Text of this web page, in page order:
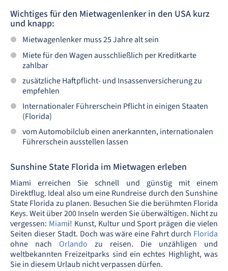
Wichtiges für den Mietwagenlenker in den USA kurz
und knapp:
Mietwagenlenker muss 25 Jahre alt sein
Miete für den Wagen ausschließlich per Kreditkarte
zahlbar
zusätzliche Haftpflicht- und Insassenversicherung zu
empfehlen
Internationaler Führerschein Pflicht in einigen Staaten
(Florida)
vom Automobilclub einen anerkannten, internationalen
Führerschein ausstellen lassen
Sunshine State Florida im Mietwagen erleben
Miami erreichen Sie schnell und günstig mit einem
Direktflug. Ideal also um eine Rundreise durch den Sunshine
State Florida zu planen. Besuchen Sie die berühmten Florida
Keys. Weit über 200 Inseln werden Sie überwältigen. Nicht zu
vergessen: Miami! Kunst, Kultur und Sport prägen die vielen
Seiten dieser Stadt. Doch was wäre eine Fahrt durch Florida
ohne nach Orlando zu reisen. Die unzähligen und
weltbekannten Freizeitparks sind ein echtes Highlight, was
Sie in diesem Urlaub nicht verpassen dürfen.